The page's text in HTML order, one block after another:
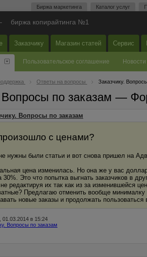
Биржа маркетинга Каталог услуг
биржа копирайтинга №1
Заказчику Магазин статей Сервис
Пользовательское соглашение Новости
Ответы на вопросы Заказчику.
Вопросы по заказам —
Вопросы по заказам
с ценами?
нужны были статьи и вот снова пришел на
цена изменилась. Но она же у вас
30%. Это что попытка выгнать заказчиков в
редактируя их так как из за изменившейся
Предлагаю отменить вообще
новые заказы и продолжать
, 01.03.2014 в 15:24
Вопросы по заказам